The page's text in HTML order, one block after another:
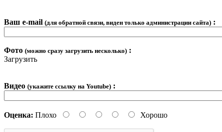
Ваш e-mail (для обратной связи, виден только администрации сайта) :
Фото (можно сразу загрузить несколько) :
Загрузить
Видео (укажите ссылку на Youtube) :
Оценка: Плохо Хорошо